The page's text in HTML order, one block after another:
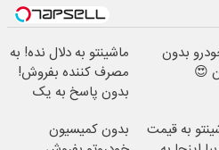
بدون
😍
ماشینتو به دلال نده! به
مصرف کننده بفروش!
بدون پاسخ به یک
به قیمت
بدون کمیسیون